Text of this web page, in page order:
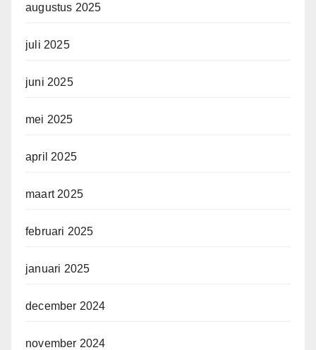
augustus 2025
juli 2025
juni 2025
mei 2025
april 2025
maart 2025
februari 2025
januari 2025
december 2024
november 2024